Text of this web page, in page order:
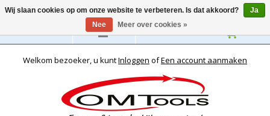
Nederlands
Welkom bezoeker, u kuntInloggen ofEen account aanmaken
Wij slaan cookies op om onze website te verbeteren. Is dat akkoord?
Ja
Nee
Meer over cookies »